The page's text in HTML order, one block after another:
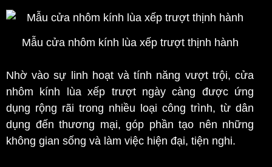
Mẫu cửa nhôm kính lùa xếp trượt thịnh hành
Nhờ vào sự linh hoạt và tính năng vượt trội, cửa
nhôm kính lùa xếp trượt ngày càng được ứng
dụng rộng rãi trong nhiều loại công trình, từ dân
dụng đến thương mại, góp phần tạo nên những
không gian sống và làm việc hiện đại, tiện nghi.